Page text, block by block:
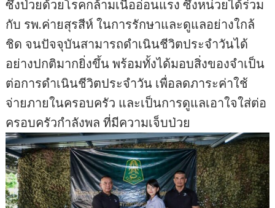
ซึ่งป่วยด้วยโรคกล้ามเนื้ออ่อนแรง ซึ่งหน่วยได้ร่วม
กับ รพ.ค่ายสุรสีห์ ในการรักษาและดูแลอย่างใกล้
ชิด จนปัจจุบันสามารถดำเนินชีวิตประจำวันได้
อย่างปกติมากยิ่งขึ้น พร้อมทั้งได้มอบสิ่งของจำเป็น
ต่อการดำเนินชีวิตประจำวัน เพื่อลดภาระค่าใช้
จ่ายภายในครอบครัว และเป็นการดูแลเอาใจใส่ต่อ
ครอบครัวกำลังพล ที่มีความเจ็บป่วย